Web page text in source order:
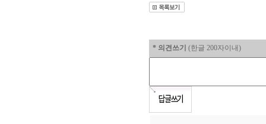
* 의견쓰기 (한글 200자이내)